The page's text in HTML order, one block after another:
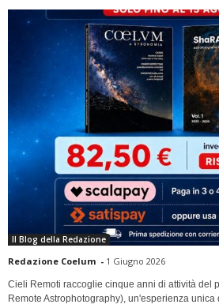
Il Blog della Redazione
Redazione Coelum - 1 Giugno 2026
Cieli Remoti raccoglie cinque anni di attività del
Remote Astrophotography), un'esperienza